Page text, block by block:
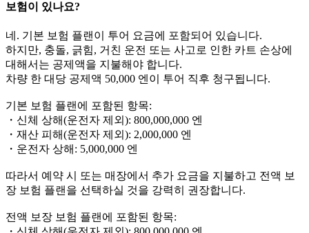
보험이 있나요?
네. 기본 보험 플랜이 투어 요금에 포함되어 있습니다.
하지만, 충돌, 긁힘, 거친 운전 또는 사고로 인한 카트 손상에
대해서는 공제액을 지불해야 합니다.
차량 한 대당 공제액 50,000 엔이 투어 직후 청구됩니다.
기본 보험 플랜에 포함된 항목:
・신체 상해(운전자 제외): 800,000,000 엔
・재산 피해(운전자 제외): 2,000,000 엔
・운전자 상해: 5,000,000 엔
따라서 예약 시 또는 매장에서 추가 요금을 지불하고 전액 보
장 보험 플랜을 선택하실 것을 강력히 권장합니다.
전액 보장 보험 플랜에 포함된 항목: